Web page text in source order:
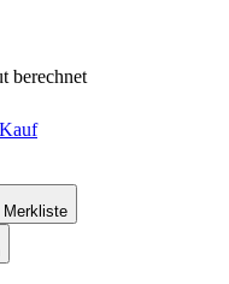
berechnet
Merkliste